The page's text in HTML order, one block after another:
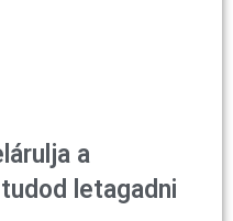
a
letagadni